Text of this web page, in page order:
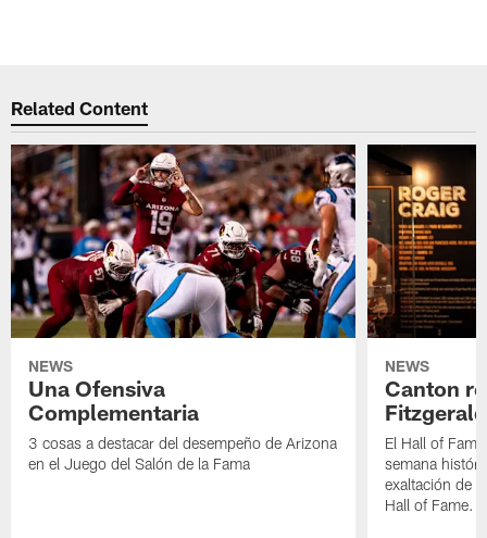
Related Content
NEWS
Una Ofensiva
Complementaria
3 cosas a destacar del desempeño de Arizona
en el Juego del Salón de la Fama
NEWS
Canton
El Hall of
semana
exaltación de
Hall of Fame.